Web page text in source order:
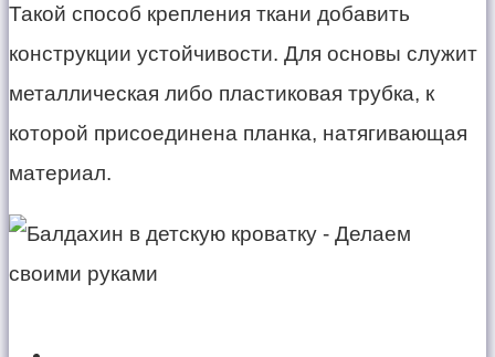
Такой способ крепления ткани добавить
конструкции устойчивости. Для основы служит
металлическая либо пластиковая трубка, к
которой присоединена планка, натягивающая
материал.